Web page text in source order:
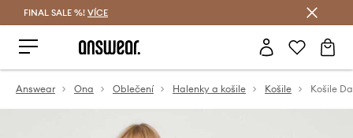
FINAL SALE %! VÍCE
Answear Ona Oblečení Halenky a košile Košile Košile